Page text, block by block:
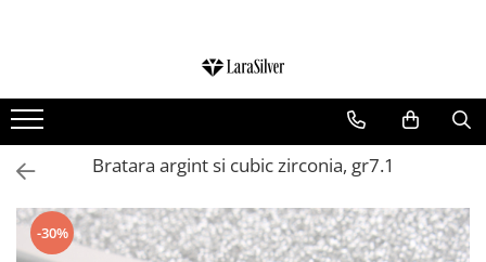
CERCEI ARGINT
BRATARI ARGINT
COLIERE ARGINT
LANTISOARE ARGINT
CRUCIULITE SI ICONITE ARGINT
Bratara argint si cubic zirconia, gr7.1
-30%